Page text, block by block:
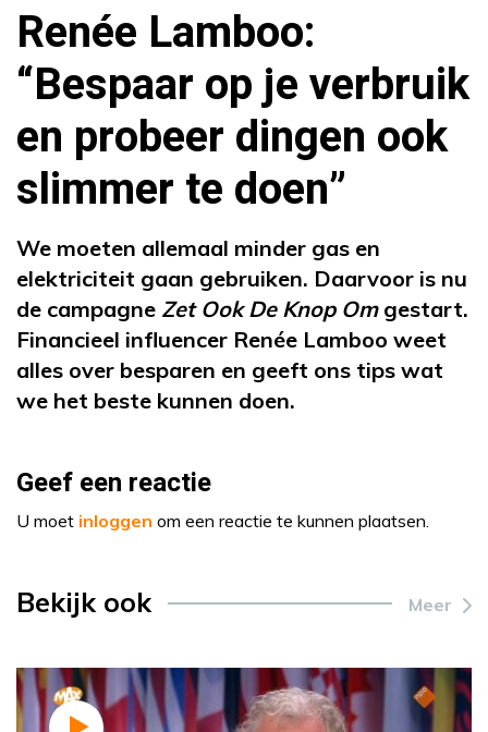
Renée Lamboo:
“Bespaar op je verbruik
en probeer dingen ook
slimmer te doen”
We moeten allemaal minder gas en
elektriciteit gaan gebruiken. Daarvoor is nu
de campagne Zet Ook De Knop Omgestart.
Financieel influencer Renée Lamboo weet
alles over besparen en geeft ons tips wat
we het beste kunnen doen.
Geef een reactie
U moet inloggen om een reactie te kunnen plaatsen.
Bekijk ook Meer